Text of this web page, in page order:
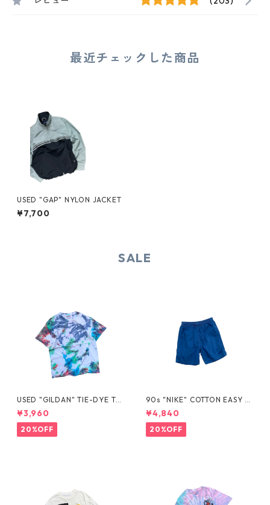
最近チェックした商品
USED "GAP" NYLON JACKET
¥7,700
SALE
USED "GILDAN" TIE-DYE TE
E
¥3,960
20%OFF
90s "NIKE" COTTON EASY S
HORTS
¥4,840
20%OFF